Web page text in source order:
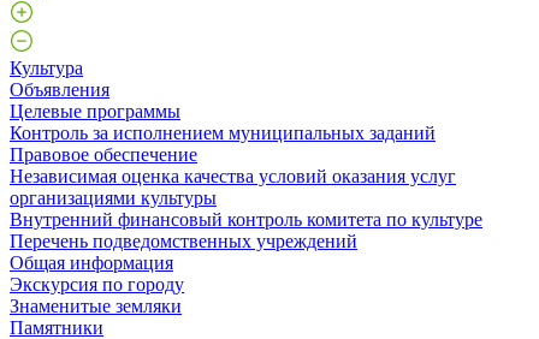
Культура
Объявления
Целевые программы
Контроль за исполнением муниципальных заданий
Правовое обеспечение
Независимая оценка качества условий оказания услуг
организациями культуры
Внутренний финансовый контроль комитета по культуре
Перечень подведомственных учреждений
Общая информация
Экскурсия по городу
Знаменитые земляки
Памятники